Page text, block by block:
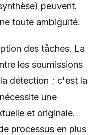
peuvent.
toute ambiguïté.
des tâches. La
les soumissions
la détection ; c'est la
une
et originale.
processus en plus